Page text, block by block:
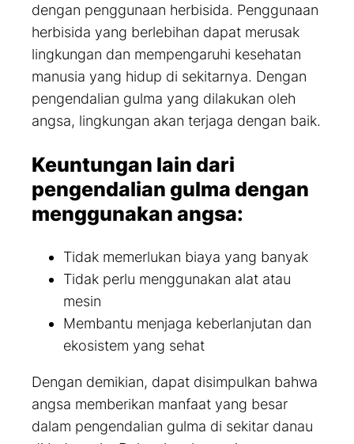
dengan penggunaan herbisida. Penggunaan
herbisida yang berlebihan dapat merusak
lingkungan dan mempengaruhi kesehatan
manusia yang hidup di sekitarnya. Dengan
pengendalian gulma yang dilakukan oleh
angsa, lingkungan akan terjaga dengan baik.
Keuntungan lain dari
pengendalian gulma dengan
menggunakan angsa:
Tidak memerlukan biaya yang banyak
Tidak perlu menggunakan alat atau
mesin
Membantu menjaga keberlanjutan dan
ekosistem yang sehat
Dengan demikian, dapat disimpulkan bahwa
angsa memberikan manfaat yang besar
dalam pengendalian gulma di sekitar danau